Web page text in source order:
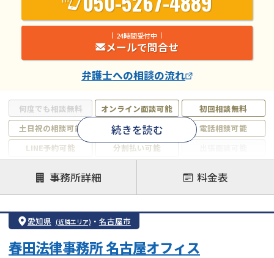
何度でも相談無料 オンライン面談可能
初回相談無料
土日祝の相談可能
19時以降電話可能
電話相談可能
LINE予約可能
分割払い可能
借金返済相談・交渉
自己破産
任意整理
個人再生
時効援用
会社破産・法人破産
住宅ローン
消費者金融・サラ金
続きを読む
24時間受付中
メールで問合せ
弁護士への相談の流れ
事務所詳細 料金表
愛知県 (近隣エリア) ・ 名古屋市
春田法律事務所 名古屋オフィス